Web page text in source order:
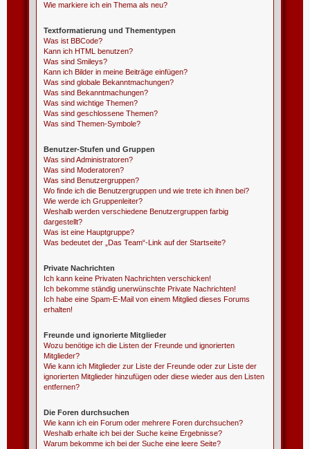
Wie markiere ich ein Thema als neu?
Textformatierung und Thementypen
Was ist BBCode?
Kann ich HTML benutzen?
Was sind Smileys?
Kann ich Bilder in meine Beiträge einfügen?
Was sind globale Bekanntmachungen?
Was sind Bekanntmachungen?
Was sind wichtige Themen?
Was sind geschlossene Themen?
Was sind Themen-Symbole?
Benutzer-Stufen und Gruppen
Was sind Administratoren?
Was sind Moderatoren?
Was sind Benutzergruppen?
Wo finde ich die Benutzergruppen und wie trete ich ihnen bei?
Wie werde ich Gruppenleiter?
Weshalb werden verschiedene Benutzergruppen farbig
dargestellt?
Was ist eine Hauptgruppe?
Was bedeutet der „Das Team“-Link auf der Startseite?
Private Nachrichten
Ich kann keine Privaten Nachrichten verschicken!
Ich bekomme ständig unerwünschte Private Nachrichten!
Ich habe eine Spam-E-Mail von einem Mitglied dieses Forums
erhalten!
Freunde und ignorierte Mitglieder
Wozu benötige ich die Listen der Freunde und ignorierten
Mitglieder?
Wie kann ich Mitglieder zur Liste der Freunde oder zur Liste der
ignorierten Mitglieder hinzufügen oder diese wieder aus den Listen
entfernen?
Die Foren durchsuchen
Wie kann ich ein Forum oder mehrere Foren durchsuchen?
Weshalb erhalte ich bei der Suche keine Ergebnisse?
Warum bekomme ich bei der Suche eine leere Seite?